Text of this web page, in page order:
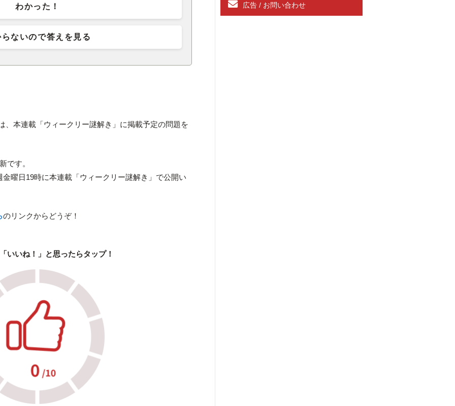
わかった！
ないので答えを見る
、本連載「ウィークリー謎解き」に掲載予定の問題を
です。
曜日19時に本連載「ウィークリー謎解き」で公開い
のリンクからどうぞ！
いいね！」と思ったらタップ！
広告 / お問い合わせ